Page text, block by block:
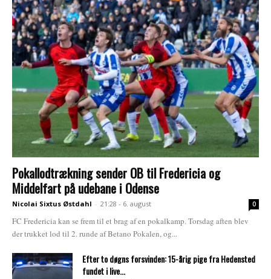
Pokallodtrækning sender OB til Fredericia og
Middelfart på udebane i Odense
Nicolai Sixtus Østdahl - 21:28 - 6. august 0
FC Fredericia kan se frem til et brag af en pokalkamp. Torsdag aften blev
der trukket lod til 2. runde af Betano Pokalen, og...
Efter to døgns forsvinden: 15-årig pige fra Hedensted
fundet i live...